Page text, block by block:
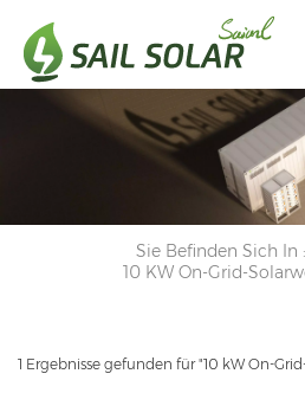
Sie Befinden Sich In :
10 KW On-Grid-
1 Ergebnisse gefunden für "10 kW On-